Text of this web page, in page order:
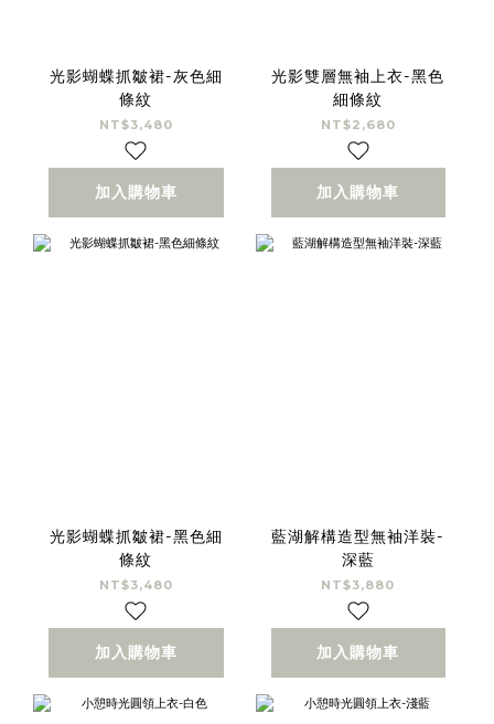
光影蝴蝶抓皺裙-灰色細
條紋
NT$3,480
加入購物車
光影雙層無袖上衣-黑色
細條紋
NT$2,680
加入購物車
光影蝴蝶抓皺裙-黑色細
條紋
NT$3,480
加入購物車
藍湖解構造型無袖洋裝-
深藍
NT$3,880
加入購物車